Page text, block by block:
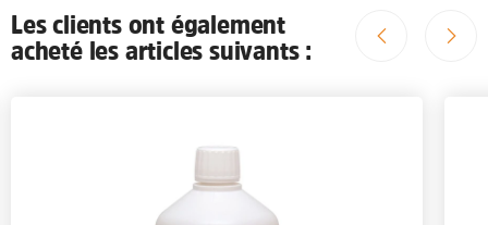
Les clients ont également
acheté les articles suivants :